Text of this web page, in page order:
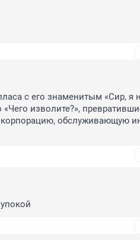
с его знаменитым «Сир, я
изволите?»,
обслуживающую